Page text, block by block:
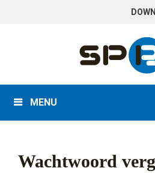
MENU
Wachtwoord